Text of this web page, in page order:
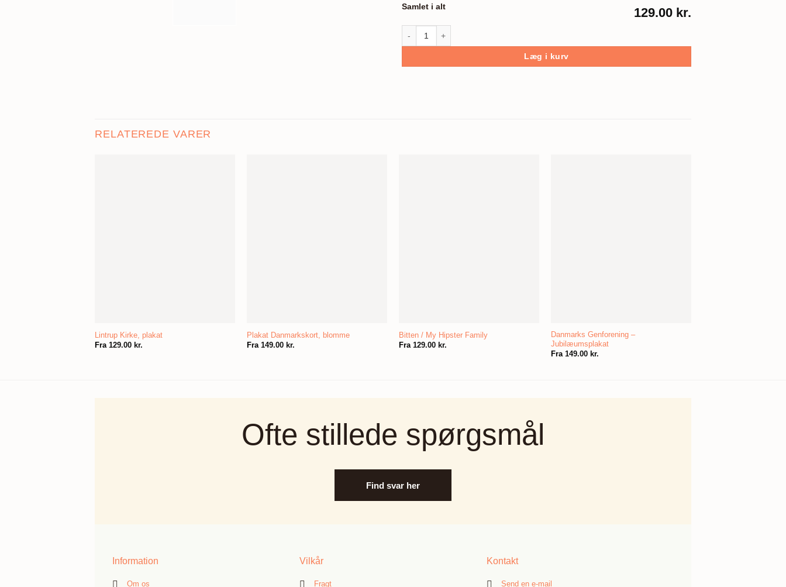
Samlet i alt 129.00 kr.
Læg i kurv
RELATEREDE VARER
Lintrup Kirke, plakat
Fra 129.00 kr.
Plakat Danmarkskort, blomme
Fra 149.00 kr.
Bitten / My Hipster Family
Fra 129.00 kr.
Danmarks Genforening –
Jubilæumsplakat
Fra 149.00 kr.
Ofte stillede spørgsmål
Find svar her
Information
Om os
Vilkår
Fragt
Kontakt
Send en e-mail